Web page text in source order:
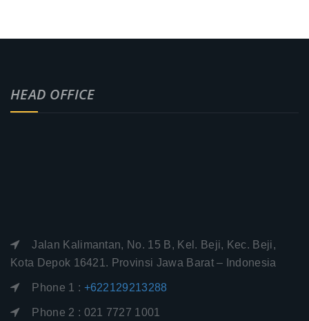
HEAD OFFICE
Jalan Kalimantan, No. 15 B, Kel. Beji, Kec. Beji,
Kota Depok 16421. Provinsi Jawa Barat – Indonesia
Phone 1 : +622129213288
Phone 2 : 021 7727 1001